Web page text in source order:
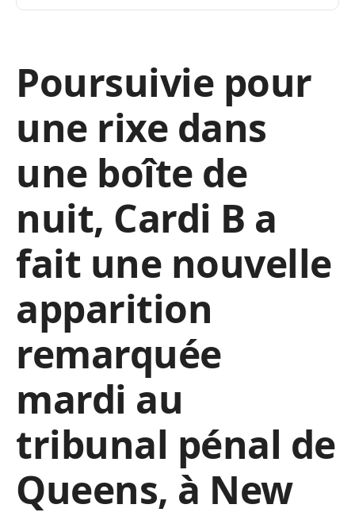
Poursuivie pour
une rixe dans
une boîte de
nuit, Cardi B a
fait une nouvelle
apparition
remarquée
mardi au
tribunal pénal de
Queens, à New